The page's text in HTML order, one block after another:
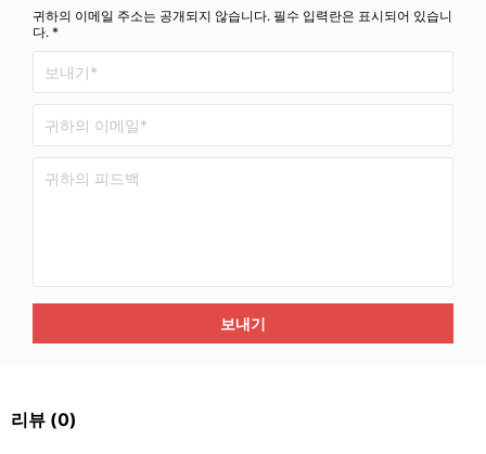
귀하의 이메일 주소는 공개되지 않습니다. 필수 입력란은 표시되어 있습니
다. *
보내기
리뷰 (0)